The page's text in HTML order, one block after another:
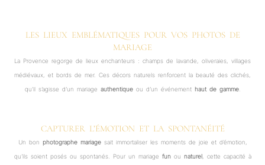
LES LIEUX EMBLÉMATIQUES POUR VOS PHOTOS DE
MARIAGE
La Provence regorge de lieux enchanteurs : champs de lavande, oliveraies, villages
médiévaux, et bords de mer. Ces décors naturels renforcent la beauté des clichés,
qu’il s’agisse d’un mariage authentiqueou d’un événement haut de gamme.
CAPTURER L’ÉMOTION ET LA SPONTANÉITÉ
Un bon photographe mariagesait immortaliser les moments de joie et d’émotion,
qu’ils soient posés ou spontanés. Pour un mariage funou naturel, cette capacité à